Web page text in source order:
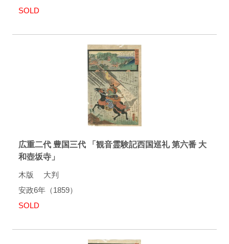
SOLD
広重二代 豊国三代 「観音霊験記西国巡礼 第六番 大
和壺坂寺」
木版 大判
安政6年（1859）
SOLD